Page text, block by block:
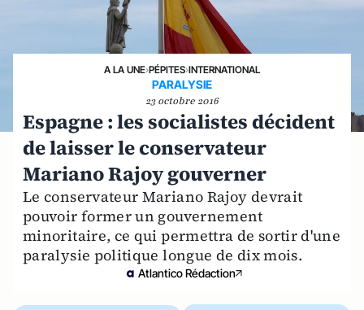
A LA UNE›PÉPITES›INTERNATIONAL
PARALYSIE
23 octobre 2016
Espagne : les socialistes décident
de laisser le conservateur
Mariano Rajoy gouverner
Le conservateur Mariano Rajoy devrait
pouvoir former un gouvernement
minoritaire, ce qui permettra de sortir d'une
paralysie politique longue de dix mois.
Atlantico Rédaction